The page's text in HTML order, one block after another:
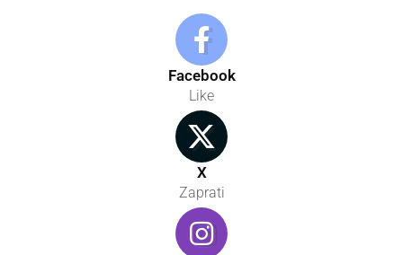
Facebook
Like
X
Zaprati